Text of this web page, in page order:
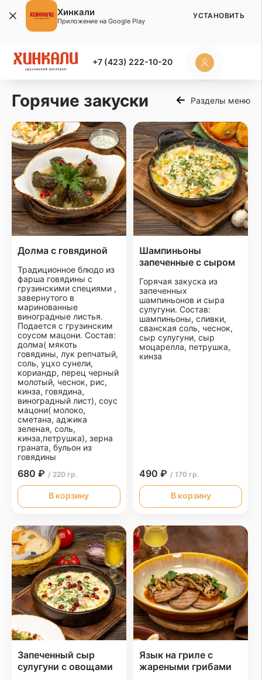
+7 (423) 222-10-20
Горячие закуски Разделы меню
Долма с говядиной
Традиционное блюдо из
фарша говядины с
грузинскими специями ,
завернутого в
маринованные
виноградные листья.
Подается с грузинским
соусом мацони. Состав:
долма( мякоть
говядины, лук репчатый,
соль, уцхо сунели,
кориандр, перец черный
молотый, чеснок, рис,
кинза, говядина,
виноградный лист), соус
мацони( молоко,
сметана, аджика
зеленая, соль,
кинза,петрушка), зерна
граната, бульон из
говядины
680 ₽ / 220 гр.
В корзину
Шампиньоны
запеченные с сыром
Горячая закуска из
запеченных
шампиньонов и сыра
сулугуни. Состав:
шампиньоны, сливки,
сванская соль, чеснок,
сыр сулугуни, сыр
моцарелла, петрушка,
кинза
490 ₽ / 170 гр.
В корзину
Запеченный сыр
сулугуни с овощами
Язык на гриле с
жареными грибами
Хинкали
Приложение на Google Play
УСТАНОВИТЬ